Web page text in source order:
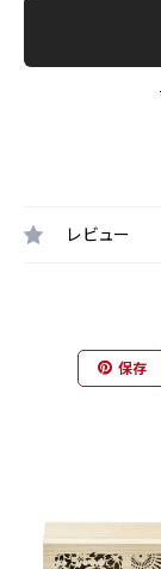
レビュー
保存